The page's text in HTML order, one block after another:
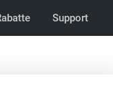
Support